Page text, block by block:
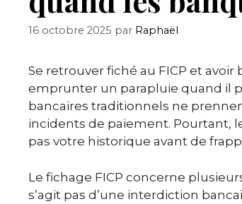
16 octobre 2025 par Raphaël
Se retrouver fiché au FICP et
emprunter un parapluie quand il
bancaires traditionnels ne
incidents de paiement. Pourtant,
pas votre historique avant de
Le fichage FICP concerne
s’agit pas d’une interdiction